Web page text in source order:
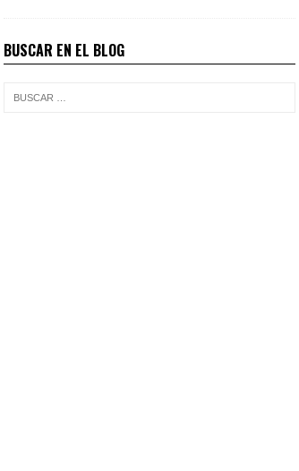
BUSCAR EN EL BLOG